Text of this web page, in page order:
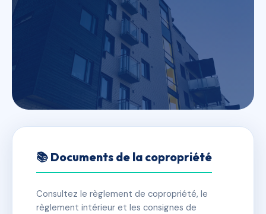
CENTRAL RESIDENCE
✓ Immatriculée 🏠 78 lots 🏗 1 bâtiment(s)
📚 Documents de la copropriété
Consultez le règlement de copropriété, le
règlement intérieur et les consignes de